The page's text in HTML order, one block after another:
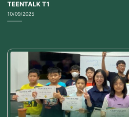
TEENTALK T1
10/09/2025